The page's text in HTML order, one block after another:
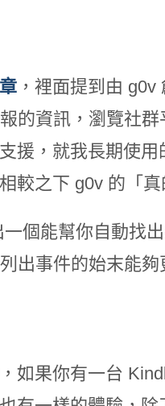
，裡面提到由 g0v
的資訊，瀏覽社
援，就我長期使
較之下 g0v 的「真
個能幫你自動找
出事件的始末能
如果你有一台